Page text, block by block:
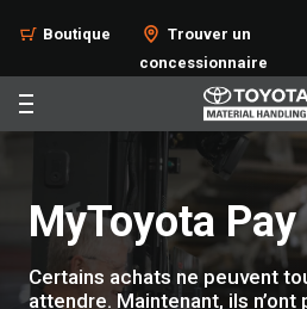
Boutique
Trouver un
concessionnaire
MyToyota Pay
Certains achats ne peuvent
attendre. Maintenant, ils n’ont